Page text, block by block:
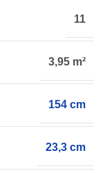
11
3,95 m²
154 cm
23,3 cm